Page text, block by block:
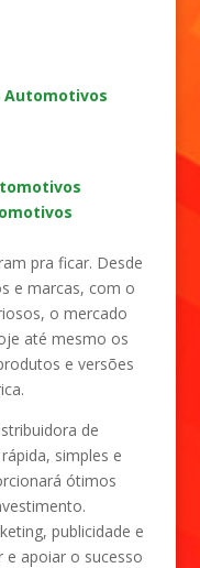
Automotivos
pra ficar. Desde
e marcas, com o
o mercado
até mesmo os
e versões
de
simples e
ótimos
publicidade e
e apoiar o sucesso